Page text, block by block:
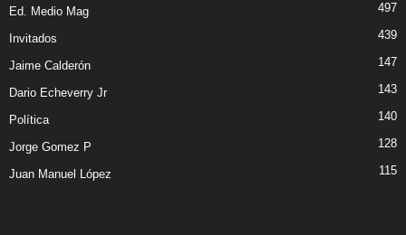
Ed. Medio Mag 497
Invitados 439
Jaime Calderón 147
Dario Echeverry Jr 143
Política 140
Jorge Gomez P 128
Juan Manuel López 115